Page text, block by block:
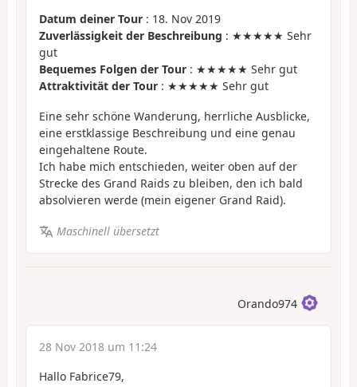
Datum deiner Tour : 18. Nov 2019
Zuverlässigkeit der Beschreibung : ★★★★★ Sehr
gut
Bequemes Folgen der Tour : ★★★★★ Sehr gut
Attraktivität der Tour : ★★★★★ Sehr gut
Eine sehr schöne Wanderung, herrliche Ausblicke,
eine erstklassige Beschreibung und eine genau
eingehaltene Route.
Ich habe mich entschieden, weiter oben auf der
Strecke des Grand Raids zu bleiben, den ich bald
absolvieren werde (mein eigener Grand Raid).
Maschinell übersetzt
Orando974
28 Nov 2018 um 11:24
Hallo Fabrice79,